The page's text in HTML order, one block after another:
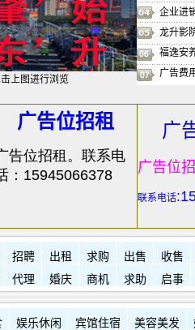
上图进行浏览
企业进
龙升影
福逸安
广告费
广告位招租
告位招租。联系电
：15945066378
广
广告位
联系电话
招聘 出租 求购 出售
收售
代理 婚庆 商机 求助 启事
娱乐休闲 宾馆住宿 美容美发